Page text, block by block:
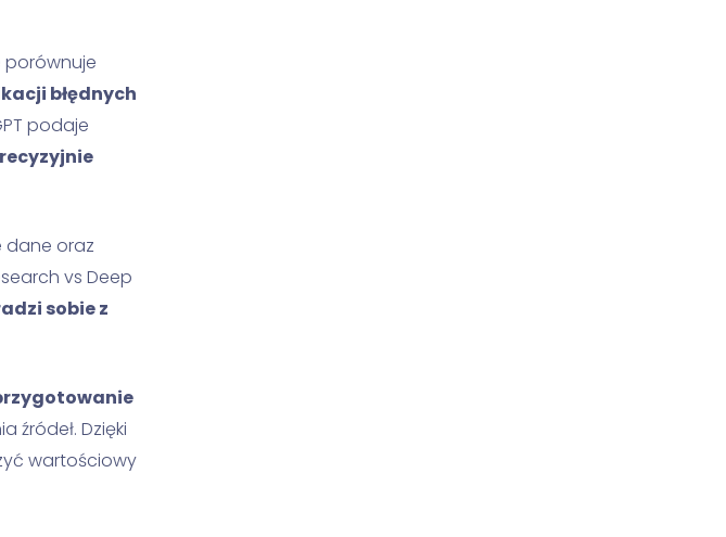
porównuje
błędnych
podaje
dane oraz
vs Deep
sobie z
źródeł. Dzięki
wartościowy